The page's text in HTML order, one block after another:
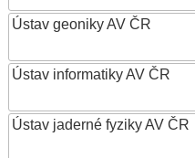
Ústav geoniky AV ČR
Ústav informatiky AV ČR
Ústav jaderné fyziky AV ČR